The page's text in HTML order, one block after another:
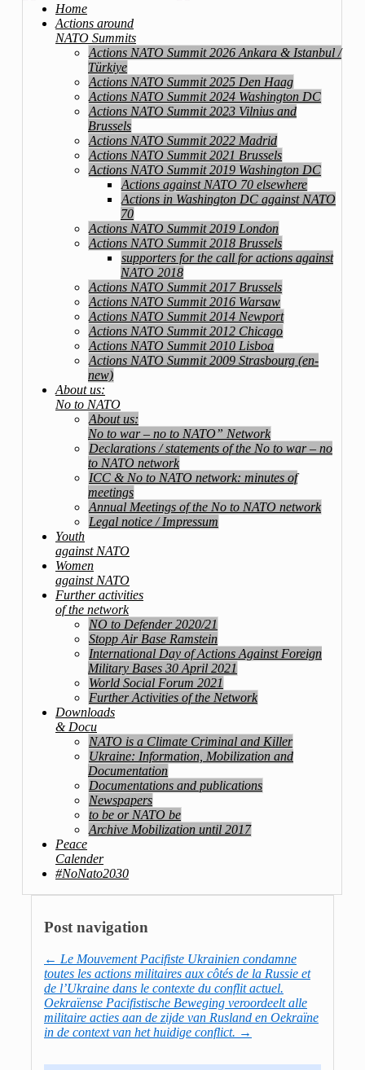
Home
Actions around
NATO Summits
Actions NATO Summit 2026 Ankara & Istanbul /
Türkiye
Actions NATO Summit 2025 Den Haag
Actions NATO Summit 2024 Washington DC
Actions NATO Summit 2023 Vilnius and
Brussels
Actions NATO Summit 2022 Madrid
Actions NATO Summit 2021 Brussels
Actions NATO Summit 2019 Washington DC
Actions against NATO 70 elsewhere
Actions in Washington DC against NATO
70
Actions NATO Summit 2019 London
Actions NATO Summit 2018 Brussels
supporters for the call for actions against
NATO 2018
Actions NATO Summit 2017 Brussels
Actions NATO Summit 2016 Warsaw
Actions NATO Summit 2014 Newport
Actions NATO Summit 2012 Chicago
Actions NATO Summit 2010 Lisboa
Actions NATO Summit 2009 Strasbourg (en-
new)
About us:
No to NATO
About us:
No to war – no to NATO” Network
Declarations / statements of the No to war – no
to NATO network
ICC & No to NATO network: minutes of
meetings
Annual Meetings of the No to NATO network
Legal notice / Impressum
Youth
against NATO
Women
against NATO
Further activities
of the network
NO to Defender 2020/21
Stopp Air Base Ramstein
International Day of Actions Against Foreign
Military Bases 30 April 2021
World Social Forum 2021
Further Activities of the Network
Downloads
& Docu
NATO is a Climate Criminal and Killer
Ukraine: Information, Mobilization and
Documentation
Documentations and publications
Newspapers
to be or NATO be
Archive Mobilization until 2017
Peace
Calender
#NoNato2030
Post navigation
← Le Mouvement Pacifiste Ukrainien condamne
toutes les actions militaires aux côtés de la Russie et
de l’Ukraine dans le contexte du conflit actuel.
Oekraïense Pacifistische Beweging veroordeelt alle
militaire acties aan de zijde van Rusland en Oekraïne
in de context van het huidige conflict. →